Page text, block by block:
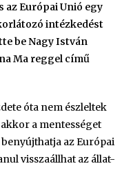
Európai Unió egy
intézkedést
be Nagy István
Ma reggel című
óta nem észleltek
a mentességet
az Európai
visszaállhat az állat-